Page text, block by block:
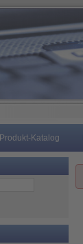
Produkt-Katalog